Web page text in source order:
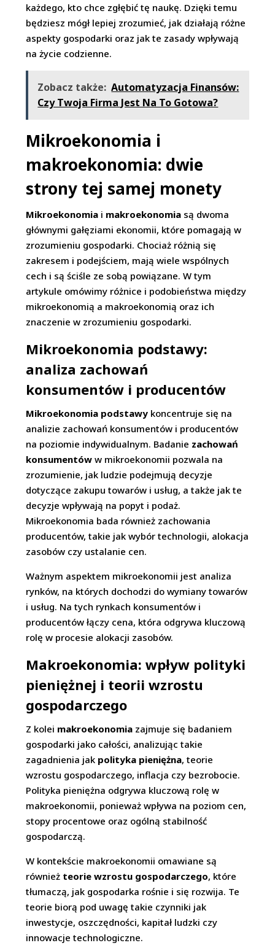
każdego, kto chce zgłębić tę naukę. Dzięki temu
będziesz mógł lepiej zrozumieć, jak działają różne
aspekty gospodarki oraz jak te zasady wpływają
na życie codzienne.
Zobacz także: Automatyzacja Finansów:
Czy Twoja Firma Jest Na To Gotowa?
Mikroekonomia i
makroekonomia: dwie
strony tej samej monety
Mikroekonomia i makroekonomia są dwoma
głównymi gałęziami ekonomii, które pomagają w
zrozumieniu gospodarki. Chociaż różnią się
zakresem i podejściem, mają wiele wspólnych
cech i są ściśle ze sobą powiązane. W tym
artykule omówimy różnice i podobieństwa między
mikroekonomią a makroekonomią oraz ich
znaczenie w zrozumieniu gospodarki.
Mikroekonomia podstawy:
analiza zachowań
konsumentów i producentów
Mikroekonomia podstawy koncentruje się na
analizie zachowań konsumentów i producentów
na poziomie indywidualnym. Badanie zachowań
konsumentów w mikroekonomii pozwala na
zrozumienie, jak ludzie podejmują decyzje
dotyczące zakupu towarów i usług, a także jak te
decyzje wpływają na popyt i podaż.
Mikroekonomia bada również zachowania
producentów, takie jak wybór technologii, alokacja
zasobów czy ustalanie cen.
Ważnym aspektem mikroekonomii jest analiza
rynków, na których dochodzi do wymiany towarów
i usług. Na tych rynkach konsumentów i
producentów łączy cena, która odgrywa kluczową
rolę w procesie alokacji zasobów.
Makroekonomia: wpływ polityki
pieniężnej i teorii wzrostu
gospodarczego
Z kolei makroekonomia zajmuje się badaniem
gospodarki jako całości, analizując takie
zagadnienia jak polityka pieniężna, teorie
wzrostu gospodarczego, inflacja czy bezrobocie.
Polityka pieniężna odgrywa kluczową rolę w
makroekonomii, ponieważ wpływa na poziom cen,
stopy procentowe oraz ogólną stabilność
gospodarczą.
W kontekście makroekonomii omawiane są
również teorie wzrostu gospodarczego, które
tłumaczą, jak gospodarka rośnie i się rozwija. Te
teorie biorą pod uwagę takie czynniki jak
inwestycje, oszczędności, kapitał ludzki czy
innowacje technologiczne.